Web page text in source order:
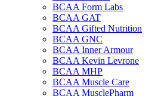
BCAA Form Labs
BCAA GAT
BCAA Gifted Nutrition
BCAA GNC
BCAA Inner Armour
BCAA Kevin Levrone
BCAA MHP
BCAA Muscle Care
BCAA MusclePharm